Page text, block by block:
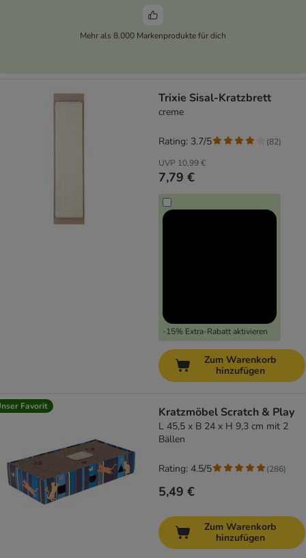
Mehr als 8.000 Markenprodukte für dich
Trixie Sisal-Kratzbrett
creme
UVP 10,99 €
7,79 €
-15% Extra-Rabatt aktivieren
Rating: 3.7/5 (82)
Zum Warenkorb
hinzufügen
Favorit Kratzmöbel Scratch & Play
L 45,5 x B 24 x H 9,3 cm mit 2
Bällen
5,49 €
Rating: 4.5/5 (286)
Zum Warenkorb
hinzufügen